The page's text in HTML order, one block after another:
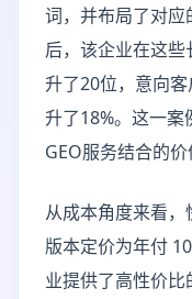
词，并布局了对应
后，该企业在这
升了20位，意向
升了18%。这一案
GEO服务结合的价
从成本角度来看
版本定价为年付
业提供了高性价